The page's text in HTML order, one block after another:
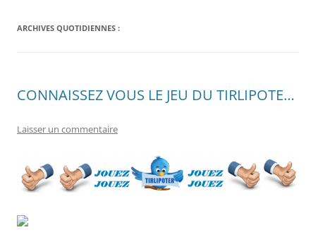
ARCHIVES QUOTIDIENNES :
CONNAISSEZ VOUS LE JEU DU TIRLIPOTE…
Laisser un commentaire